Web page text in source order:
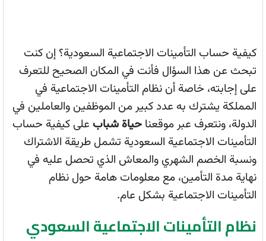
كيفية حساب التأمينات الاجتماعية السعودية؟ إن كنت
تبحث عن هذا السؤال فأنت في المكان الصحيح للتعرف
على إجابته، خاصة أن نظام التأمينات الاجتماعية في
المملكة يشترك به عدد كبير من الموظفين والعاملين في
الدولة، ونتعرف عبر موقعنا حياة شباب على كيفية حساب
التأمينات الاجتماعية السعودية تشمل طريقة الاشتراك
ونسبة الخصم الشهري والمعاش الذي تحصل عليه في
نهاية مدة التأمين، مع معلومات هامة حول نظام
التأمينات الاجتماعية بشكل عام.
نظام التأمينات الاجتماعية السعودي